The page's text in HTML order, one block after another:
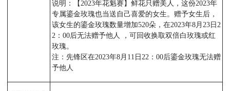
说明：【2023年花魁赛】鲜花只赠美人，这份2023年
专属鎏金玫瑰也当送自己喜爱的女生。赠予女生后，
该女生的鎏金玫瑰数量增加520朵，在2023年8月23日2
2：00后无法赠予他人 ，可回收换取双倍白玫瑰或红
玫瑰。
注：先锋区在2023年8月11日22：00后鎏金玫瑰无法赠
予他人